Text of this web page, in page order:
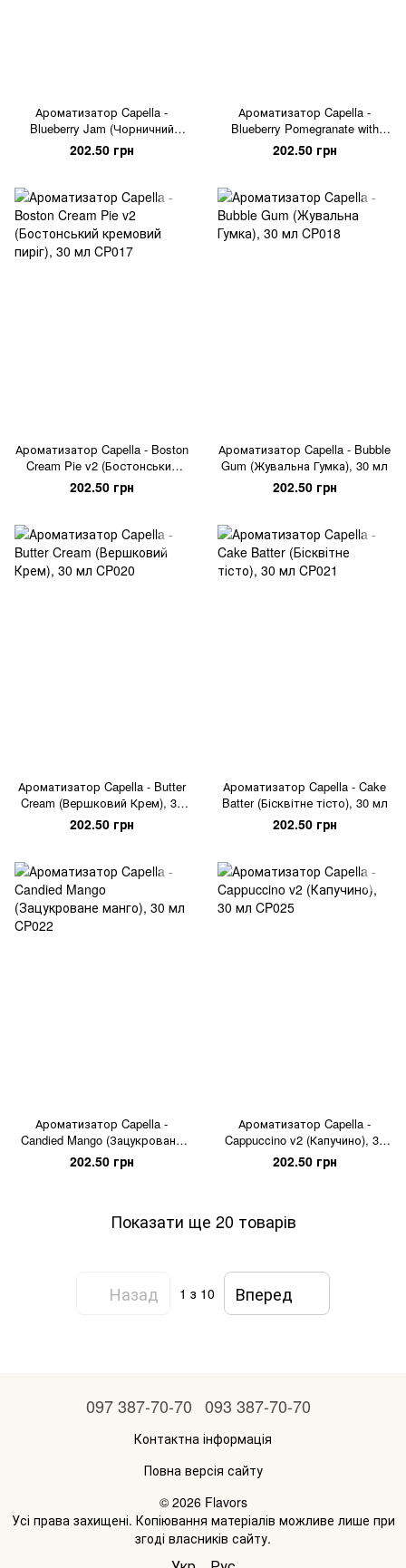
Ароматизатор Capella -
Blueberry Jam (Чорничний
Джем), 30 мл
202.50 грн
Ароматизатор Capella -
Blueberry Pomegranate with
Stevia (Солодка Чорниця з
Гранатом), 30 мл
202.50 грн
Ароматизатор Capella - Boston
Cream Pie v2 (Бостонський
кремовий пиріг), 30 мл
202.50 грн
Ароматизатор Capella - Bubble
Gum (Жувальна Гумка), 30 мл
202.50 грн
Ароматизатор Capella - Butter
Cream (Вершковий Крем), 30
мл
202.50 грн
Ароматизатор Capella - Cake
Batter (Бісквітне тісто), 30 мл
202.50 грн
Ароматизатор Capella -
Candied Mango (Зацукроване
манго), 30 мл
202.50 грн
Ароматизатор Capella -
Cappuccino v2 (Капучино), 30
мл
202.50 грн
Показати ще 20 товарів
Назад 1 з 10 Вперед
097 387-70-70 093 387-70-70
Контактна інформація
Повна версія сайту
© 2026 Flavors
Усі права захищені. Копіювання матеріалів можливе лише при
згоді власників сайту.